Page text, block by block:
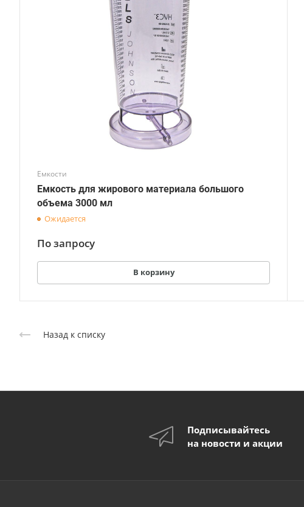
Емкости
Емкость для жирового материала большого
объема 3000 мл
Ожидается
По запросу
В корзину
Назад к списку
Подписывайтесь
на новости и акции